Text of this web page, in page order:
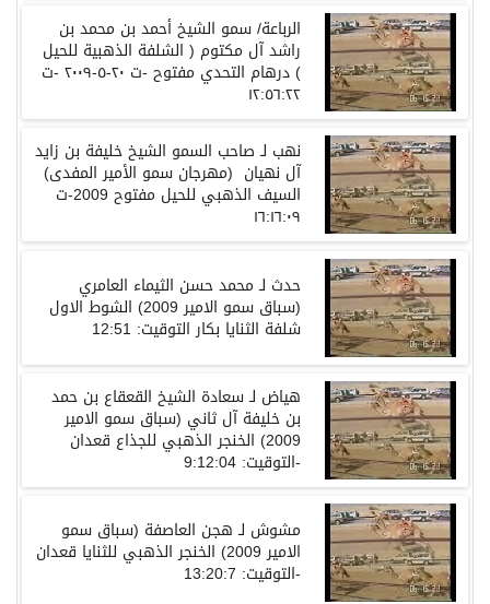
الرباعة/سمو الشيخأحمد بن محمد بن
راشدآل مكتوم ( الشلفة الذهبية للحيل
)درهام التحدي مفتوح-ت ٢٠-٥-٢٠٠٩-ت
١٢:٥٦:٢٢
نهب لـ صاحب السمو الشيخخليفة بن زايد
آل نهيان (مهرجان سمو الأمير المفدى)
السيف الذهبي للحيل مفتوح2009- ت
١٦:١٦:٠٩
حدث لـ محمد حسن الثيماء العامري
(سباق سمو الامير2009)الشوط الاول
شلفة الثنايا بكار التوقيت:
12:51
هياض لـسعادة الشيخ القعقاع بن حمد
بن خليفة آل ثاني (سباق سمو الامير
2009) الخنجر الذهبي للجذاع قعدان
-التوقيت:
9:12:04
مشوش لـ هجن العاصفة (سباق سمو
الامير2009)الخنجر الذهبي للثنايا قعدان
-التوقيت:
13:20:7